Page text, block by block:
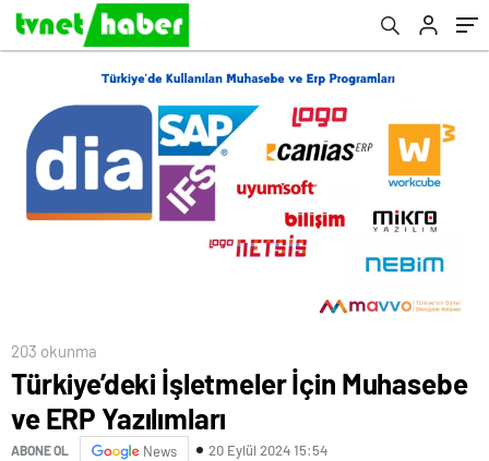
203 okunma
Türkiye’deki İşletmeler İçin Muhasebe
ve ERP Yazılımları
ABONE OL News 20 Eylül 2024 15:54